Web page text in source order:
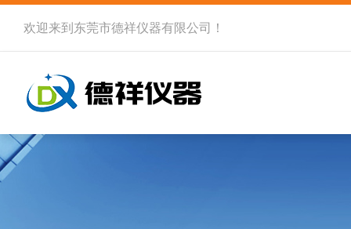
欢迎来到 东莞市德祥仪器有限公司 ！